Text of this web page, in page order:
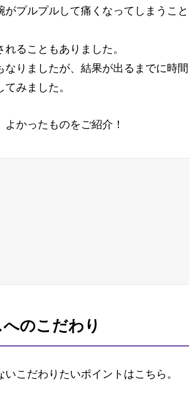
プルプルして痛くなってしまうこと
ることもありました。
りましたが、結果が出るまでに時間
みました。
かったものをご紹介！
のこだわり
こだわりたいポイントはこちら。